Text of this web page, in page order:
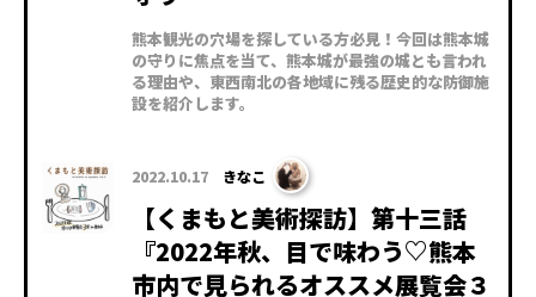
熊本観光の穴場を探している方必見！今回は熊本城
の守りに焦点を当て、熊本城が最強の城とも言われ
る理由や、東西南北の各地域に残る歴史的な防御施
設を紹介します。
2022.10.17 きなこ
【くまもと美術探訪】第十三話
『2022年秋、目で味わう♡熊本
市内で見られるオススメ展覧会３